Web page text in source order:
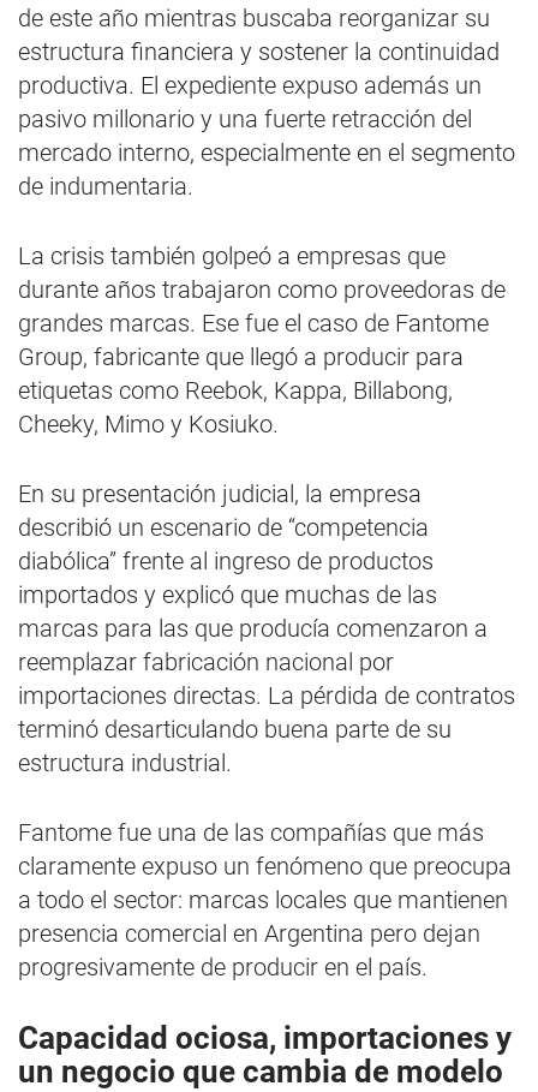
de este año mientras buscaba reorganizar su
estructura financiera y sostener la continuidad
productiva. El expediente expuso además un
pasivo millonario y una fuerte retracción del
mercado interno, especialmente en el segmento
de indumentaria.
La crisis también golpeó a empresas que
durante años trabajaron como proveedoras de
grandes marcas. Ese fue el caso de Fantome
Group, fabricante que llegó a producir para
etiquetas como Reebok, Kappa, Billabong,
Cheeky, Mimo y Kosiuko.
En su presentación judicial, la empresa
describió un escenario de “competencia
diabólica” frente al ingreso de productos
importados y explicó que muchas de las
marcas para las que producía comenzaron a
reemplazar fabricación nacional por
importaciones directas. La pérdida de contratos
terminó desarticulando buena parte de su
estructura industrial.
Fantome fue una de las compañías que más
claramente expuso un fenómeno que preocupa
a todo el sector: marcas locales que mantienen
presencia comercial en Argentina pero dejan
progresivamente de producir en el país.
Capacidad ociosa, importaciones y
un negocio que cambia de modelo